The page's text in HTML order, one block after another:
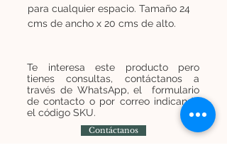
para cualquier espacio. Tamaño 24
cms de ancho x 20 cms de alto.
Te interesa este producto pero
tienes consultas, contáctanos a
través de WhatsApp, el formulario
de contacto o por correo indicando
el código SKU.
Contáctanos